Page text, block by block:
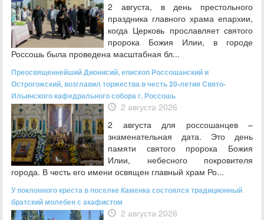
2 августа, в день престольного
праздника главного храма епархии,
когда Церковь прославляет святого
пророка Божия Илии, в городе
Россошь была проведена масштабная бл...
Преосвященнейший Дионисий, епископ Россошанский и
Острогожский, возглавил торжества в честь 20-летия Свято-
Ильинского кафедрального собора г. Россошь
2 августа 2026
2 августа для россошанцев –
знаменательная дата. Это день
памяти святого пророка Божия
Илии, небесного покровителя
города. В честь его имени освящен главный храм Ро...
У поклонного креста в поселке Каменка состоялся традиционный
братский молебен с акафистом
2 августа 2026